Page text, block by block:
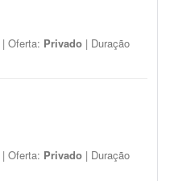
| Oferta: Privado | Duração
| Oferta: Privado | Duração